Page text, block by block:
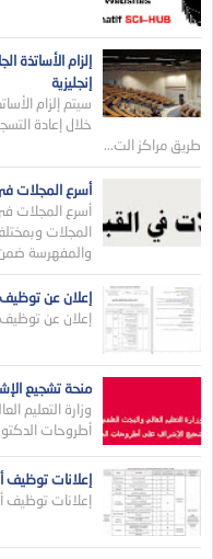
إلزام الأساتذة
إنجليزية
سيتم إلزام
خلال إعادة
طريق مراكز الت...
أسرع المجلات
أسرع المجلات
المجلات
والمفهرسة
إعلان عن توظيف
إعلان عن
منحة تشجيع
وزارة التعليم
أطروحات
إعلانات توظيف
إعلانات توظيف